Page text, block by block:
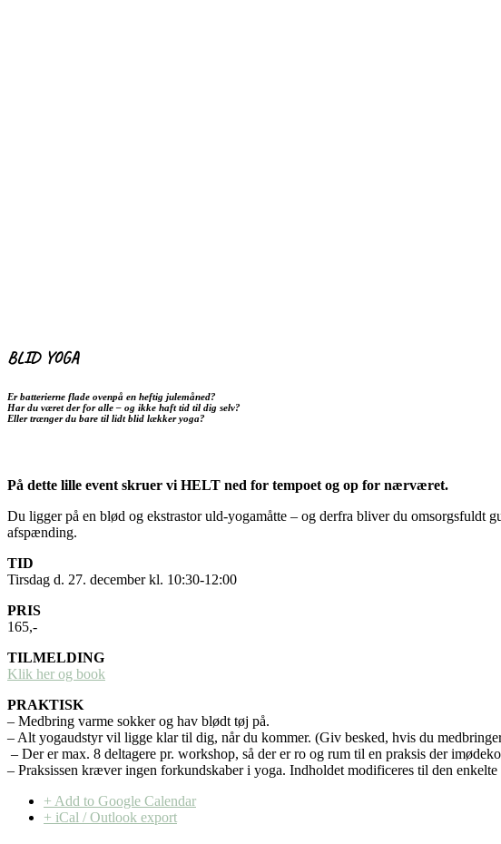
BLID YOGA
Er batterierne flade ovenpå en heftig julemåned?
Har du været der for alle – og ikke haft tid til dig selv?
Eller trænger du bare til lidt blid lækker yoga?
På dette lille event skruer vi HELT ned for tempoet og op for nærværet.
Du ligger på en blød og ekstrastor uld-yogamåtte – og derfra bliver du
afspænding.
TID
Tirsdag d. 27. december kl. 10:30-12:00
PRIS
165,-
TILMELDING
Klik her og book
PRAKTISK
– Medbring varme sokker og hav blødt tøj på.
– Alt yogaudstyr vil ligge klar til dig, når du kommer. (Giv besked, hvis du
– Der er max. 8 deltagere pr. workshop, så der er ro og rum til en praksis der
– Praksissen kræver ingen forkundskaber i yoga. Indholdet modificeres til den enkelte
+ Add to Google Calendar
+ iCal / Outlook export